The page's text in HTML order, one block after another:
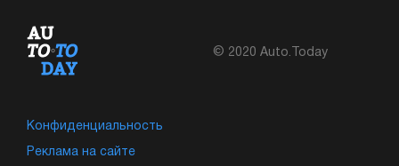
© 2020 Auto.Today
Конфиденциальность
Реклама на сайте